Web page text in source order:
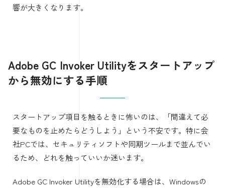
響が大きくなります。
Adobe GC Invoker Utilityをスタートアップ
から無効にする手順
スタートアップ項目を触るときに怖いのは、「間違えて必
要なものを止めたらどうしよう」という不安です。特に会
社PCでは、セキュリティソフトや同期ツールまで並んでい
るため、どれを触っていいか迷います。
Adobe GC Invoker Utilityを無効化する場合は、Windowsの